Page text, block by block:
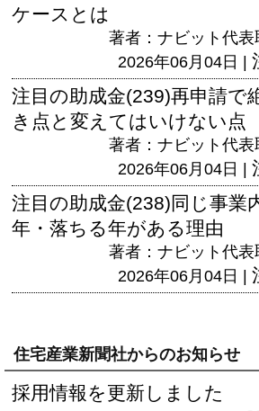
ケースとは
著者：ナビット代
2026年06月04日 |
注目の助成金(239)再申請で
き点と変えてはいけない点
著者：ナビット代
2026年06月04日 |
注目の助成金(238)同じ事業
年・落ちる年がある理由
著者：ナビット代
2026年06月04日 |
住宅産業新聞社からのお知らせ
採用情報を更新しました